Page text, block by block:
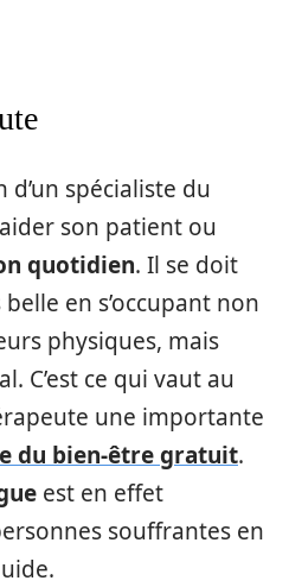
spécialiste du
son patient ou
quotidien. Il se doit
en s’occupant non
physiques, mais
C’est ce qui vaut au
une importante
du bien-être gratuit.
est en effet
souffrantes en